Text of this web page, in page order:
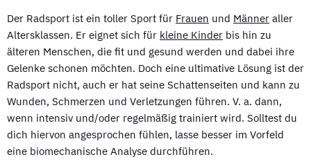
Der Radsport ist ein toller Sport für Frauen und Männer aller
Altersklassen. Er eignet sich für kleine Kinder bis hin zu
älteren Menschen, die fit und gesund werden und dabei ihre
Gelenke schonen möchten. Doch eine ultimative Lösung ist der
Radsport nicht, auch er hat seine Schattenseiten und kann zu
Wunden, Schmerzen und Verletzungen führen. V. a. dann,
wenn intensiv und/oder regelmäßig trainiert wird. Solltest du
dich hiervon angesprochen fühlen, lasse besser im Vorfeld
eine biomechanische Analyse durchführen.